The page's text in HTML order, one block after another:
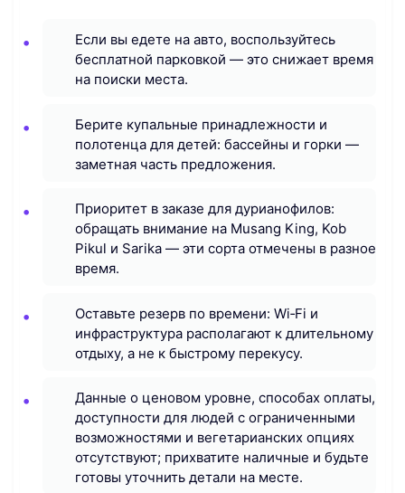
Если вы едете на авто, воспользуйтесь
бесплатной парковкой — это снижает время
на поиски места.
Берите купальные принадлежности и
полотенца для детей: бассейны и горки —
заметная часть предложения.
Приоритет в заказе для дурианофилов:
обращать внимание на Musang King, Kob
Pikul и Sarika — эти сорта отмечены в разное
время.
Оставьте резерв по времени: Wi‑Fi и
инфраструктура располагают к длительному
отдыху, а не к быстрому перекусу.
Данные о ценовом уровне, способах оплаты,
доступности для людей с ограниченными
возможностями и вегетарианских опциях
отсутствуют; прихватите наличные и будьте
готовы уточнить детали на месте.